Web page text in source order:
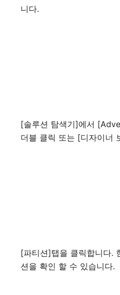
니다.
[솔루션 탐색기]에서
더블 클릭 또는 [디자이너
[파티션]탭을 클릭합니다.
션을 확인 할 수 있습니다.